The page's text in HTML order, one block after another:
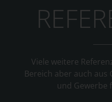
Viele weitere
Bereich aber auch
und Gewerbe